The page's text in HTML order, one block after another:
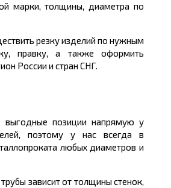
марки, толщины, диаметра по
резку изделий по нужным
правку, а также оформить
России и стран СНГ.
позиции напрямую у
поэтому у нас всегда в
любых диаметров и
зависит от толщины стенок,